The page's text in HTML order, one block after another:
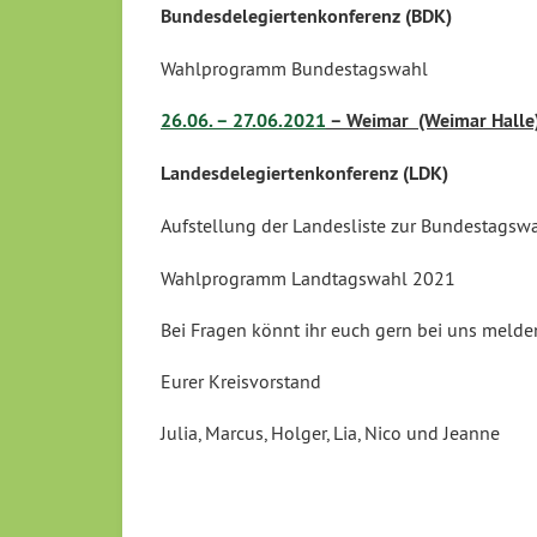
Bundesdelegiertenkonferenz (BDK)
Wahlprogramm Bundestagswahl
26.06. – 27.06.2021 – Weimar (Weimar
Landesdelegiertenkonferenz (LDK)
Aufstellung der Landesliste zur
Wahlprogramm Landtagswahl 2021
Bei Fragen könnt ihr euch gern bei uns
Eurer Kreisvorstand
Julia, Marcus, Holger, Lia, Nico und Jeanne